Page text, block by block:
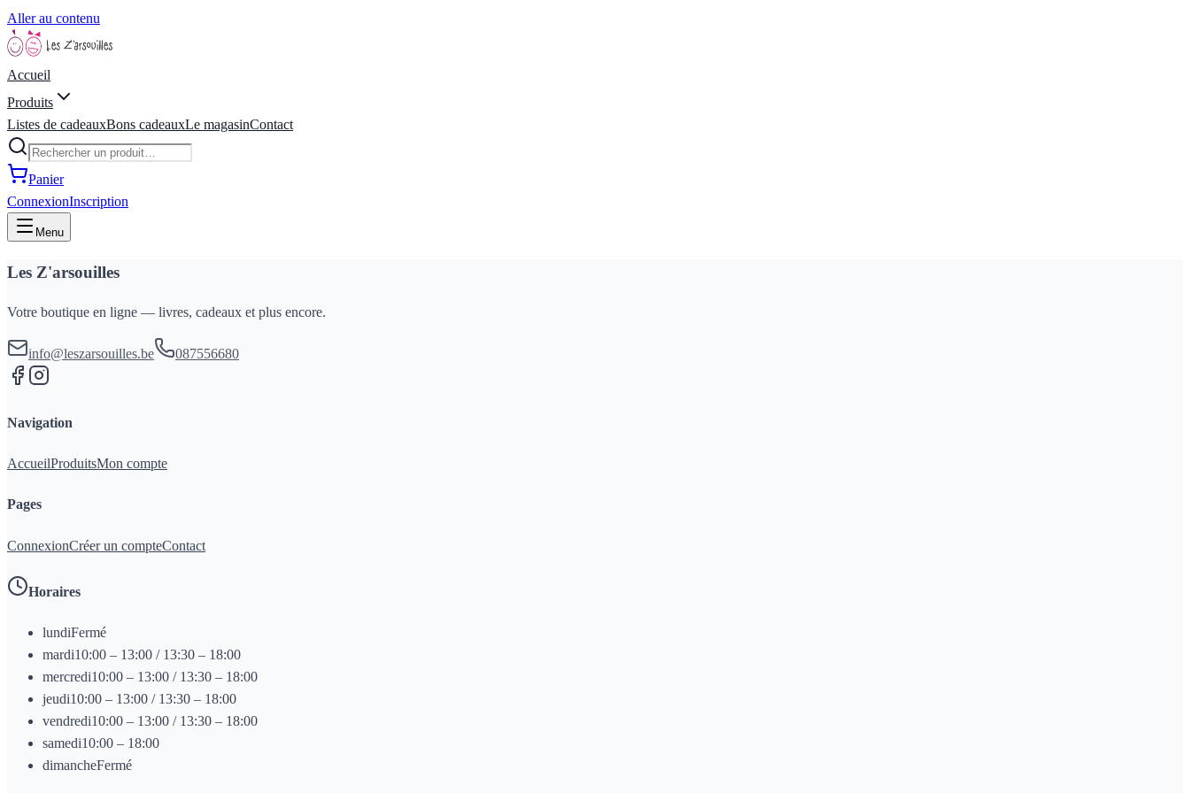
Aller au contenu
Accueil
Produits
Listes de cadeauxBons cadeauxLe magasinContact
Panier
ConnexionInscription
Menu
Les Z'arsouilles
Votre boutique en ligne — livres, cadeaux et plus encore.
info@leszarsouilles.be 087556680
Navigation
AccueilProduitsMon compte
Pages
ConnexionCréer un compteContact
Horaires
lundiFermé
mardi10:00 – 13:00 / 13:30 – 18:00
mercredi10:00 – 13:00 / 13:30 – 18:00
jeudi10:00 – 13:00 / 13:30 – 18:00
vendredi10:00 – 13:00 / 13:30 – 18:00
samedi10:00 – 18:00
dimancheFermé